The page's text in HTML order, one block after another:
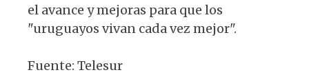
el avance y mejoras para que los
"uruguayos vivan cada vez mejor".
Fuente: Telesur